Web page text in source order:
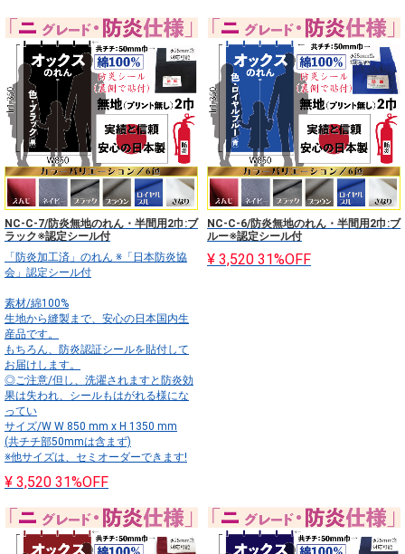
NC-C-7/防炎無地のれん・半間用2巾:ブ
ラック※認定シール付
「防炎加工済」のれん ※「日本防炎協
会」認定シール付
素材/綿100%
生地から縫製まで、安心の日本国内生
産品です。
もちろん、防炎認証シールを貼付して
お届けします。
◎ご注意/但し、洗濯されますと防炎効
果は失われ、シールもはがれる様にな
ってい
サイズ/W W 850 mm x H 1350 mm
(共チチ部50mmは含まず)
※他サイズは、セミオーダーできます!
¥ 3,520 31%OFF
NC-C-6/防炎無地のれん・半間用2巾:ブ
ルー※認定シール付
¥ 3,520 31%OFF